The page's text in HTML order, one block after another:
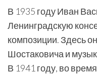
В 1935 году Иван
Ленинградскую
композиции. Здесь
Шостаковича и
В 1941 году, во